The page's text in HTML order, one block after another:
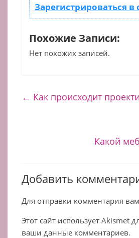
Зарегистрироваться в
Похожие Записи:
Нет похожих записей.
← Как происходит
Какой
Добавить
Для отправки комментария
Этот сайт использует Akismet
ваши данные комментариев.